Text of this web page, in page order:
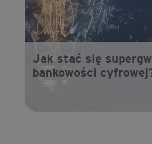
Jak stać się
bankowości